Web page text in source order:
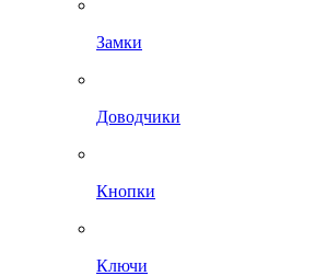
Замки
Доводчики
Кнопки
Ключи